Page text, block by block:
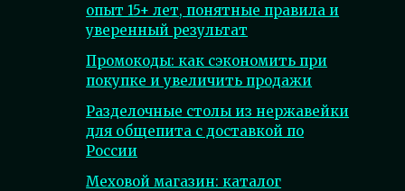
опыт 15+ лет, понятные правила и
уверенный результат
Промокоды: как сэкономить при
покупке и увеличить продажи
Разделочные столы из нержавейки
для общепита с доставкой по
России
Меховой магазин: каталог